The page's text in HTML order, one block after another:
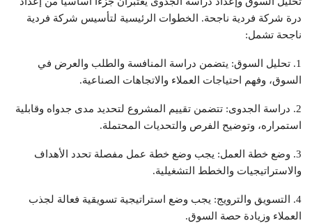
درة شركة فردية ناجحة. الخطوات الرئيسية لتأسيس شركة فردية
ناجحة تشمل:
1. تحليل السوق: يتضمن دراسة المنافسة والطلب والعرض في
السوق، وفهم احتياجات العملاء والاتجاهات الصناعية.
2. دراسة الجدوى: تتضمن تقييم المشروع لتحديد مدى جدواه وقابلية
استمراره، وتوضيح الفرص والتحديات المحتملة.
3. وضع خطة العمل: يجب وضع خطة عمل مفصلة تحدد الأهداف
والاستراتيجيات والخطط التشغيلية.
4. التسويق والترويج: يجب وضع استراتيجية تسويقية فعالة لجذب
العملاء وزيادة حصة السوق.